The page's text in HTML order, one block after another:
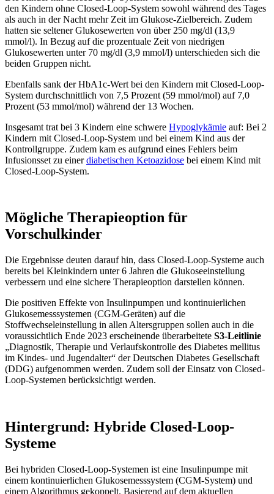
den Kindern ohne Closed-Loop-System sowohl während des Tages
als auch in der Nacht mehr Zeit im Glukose-Zielbereich. Zudem
hatten sie seltener Glukosewerten von über 250 mg/dl (13,9
mmol/l). In Bezug auf die prozentuale Zeit von niedrigen
Glukosewerten unter 70 mg/dl (3,9 mmol/l) unterschieden sich die
beiden Gruppen nicht.
Ebenfalls sank der HbA1c-Wert bei den Kindern mit Closed-Loop-
System durchschnittlich von 7,5 Prozent (59 mmol/mol) auf 7,0
Prozent (53 mmol/mol) während der 13 Wochen.
Insgesamt trat bei 3 Kindern eine schwere Hypoglykämie auf: Bei 2
Kindern mit Closed-Loop-System und bei einem Kind aus der
Kontrollgruppe. Zudem kam es aufgrund eines Fehlers beim
Infusionsset zu einerdiabetischen Ketoazidose bei einem Kind mit
Closed-Loop-System.
Mögliche Therapieoption für
Vorschulkinder
Die Ergebnisse deuten darauf hin, dass Closed-Loop-Systeme auch
bereits bei Kleinkindern unter 6 Jahren die Glukoseeinstellung
verbessern und eine sichere Therapieoption darstellen können.
Die positiven Effekte von Insulinpumpen und kontinuierlichen
Glukosemesssystemen (CGM-Geräten) auf die
Stoffwechseleinstellung in allen Altersgruppen sollen auch in die
voraussichtlich Ende 2023 erscheinende überarbeitete S3-Leitlinie
„Diagnostik, Therapie und Verlaufskontrolle des Diabetes mellitus
im Kindes- und Jugendalter“ der Deutschen Diabetes Gesellschaft
(DDG) aufgenommen werden. Zudem soll der Einsatz von Closed-
Loop-Systemen berücksichtigt werden.
Hintergrund: Hybride Closed-Loop-
Systeme
Bei hybriden Closed-Loop-Systemen ist eine Insulinpumpe mit
einem kontinuierlichen Glukosemesssystem (CGM-System) und
einem Algorithmus gekoppelt. Basierend auf dem aktuellen